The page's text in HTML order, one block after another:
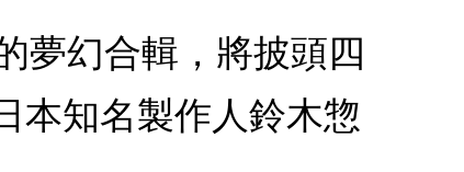
夢幻合輯，將披頭四
本知名製作人鈴木惣